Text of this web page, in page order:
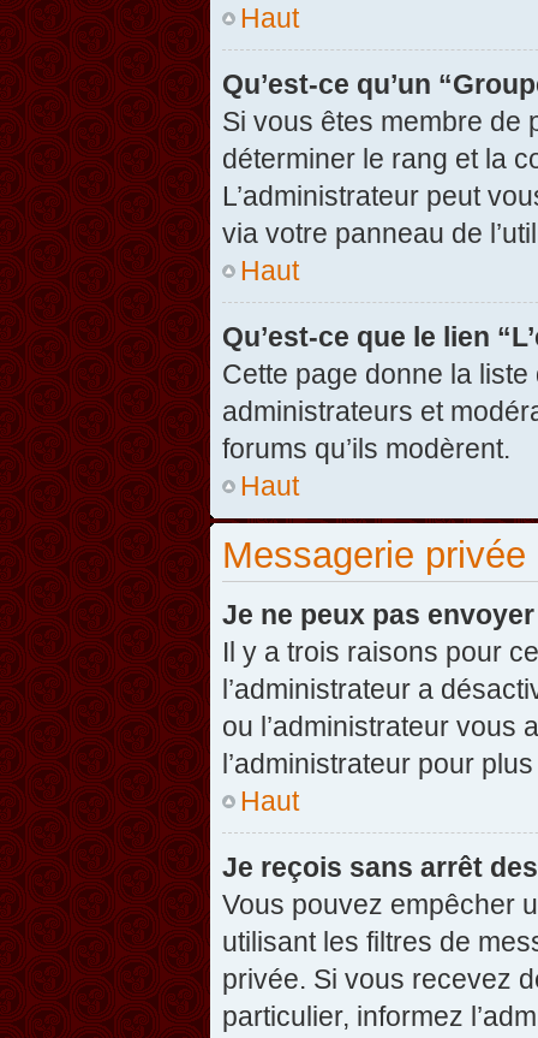
Haut
Qu’est-ce qu’un
Si vous êtes membre de
déterminer le rang et la
L’administrateur peut
via votre panneau de
Haut
Qu’est-ce que le lien
Cette page donne la
administrateurs et
forums qu’ils modèrent.
Haut
Messagerie privée
Je ne peux pas
Il y a trois raisons pour
l’administrateur a
ou l’administrateur vous
l’administrateur pour
Haut
Je reçois sans arrêt
Vous pouvez empêcher
utilisant les filtres de
privée. Si vous recevez
particulier, informez